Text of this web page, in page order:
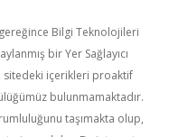
gereğince Bilgi Teknolojileri
bir Yer Sağlayıcı
sitedeki içerikleri proaktif
bulunmamaktadır.
taşımakta olup,